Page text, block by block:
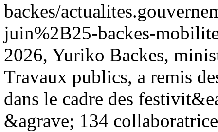
backes/
juin%2B25-backes-
2026, Yuriko Backes,
Travaux publics, a remis
dans le cadre des
&agrave; 134